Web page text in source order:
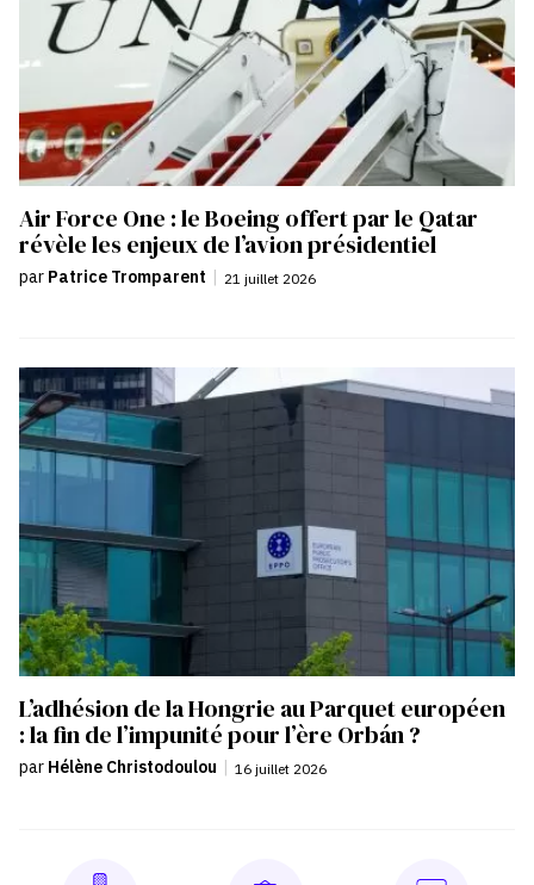
Air Force One : le Boeing offert par le Qatar
révèle les enjeux de l’avion présidentiel
par Patrice Tromparent | 21 juillet 2026
L’adhésion de la Hongrie au Parquet européen
: la fin de l’impunité pour l’ère Orbán ?
par Hélène Christodoulou 16 juillet 2026